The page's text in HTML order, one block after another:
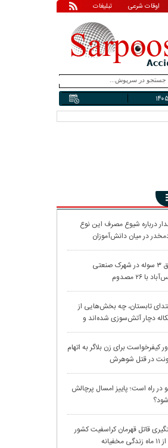
تبلیغات اوقات شرعی
درباره شیوع مصرف این نوع
در میان دانش‌آموزان
حریق ۳ سوله در شهرک صنعتی
با ۲۶ مصدوم
تابستان، چه بخش‌هایی از
دچار آتش‌سوزی شده‌اند و
خسارت چقدر بوده است؟
کیفرخواست برای زن بلاگر به اتهام
در قتل شوهرش
در راه است؛ پاییز امسال پرچالش
قاتل قهرمان کراسفیت کشور